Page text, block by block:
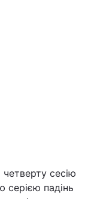
сесію
серією падінь